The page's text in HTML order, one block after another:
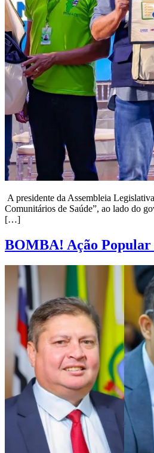
A presidente da Assembleia
Comunitários de Saúde”, ao lado do
[…]
BOMBA! Ação Popular